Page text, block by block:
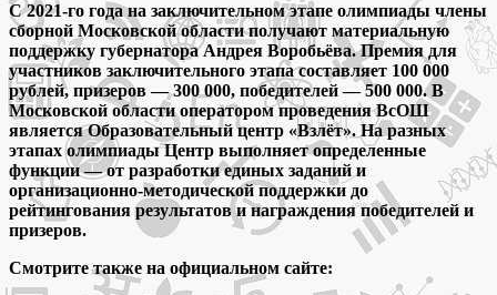
С 2021-го года на заключительном этапе олимпиады члены
сборной Московской области получают материальную
поддержку губернатора Андрея Воробьёва. Премия для
участников заключительного этапа составляет 100 000
рублей, призеров — 300 000, победителей — 500 000. В
Московской области оператором проведения ВсОШ
является Образовательный центр «Взлёт». На разных
этапах олимпиады Центр выполняет определенные
функции — от разработки единых заданий и
организационно-методической поддержки до
рейтингования результатов и награждения победителей и
призеров.
Смотрите также на официальном сайте: